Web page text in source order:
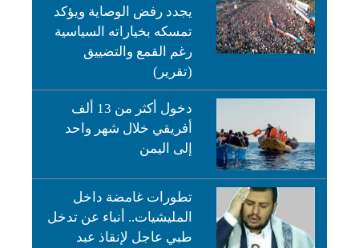
يجدد رفض الوصاية ويؤكد
تمسكه بخياراته السياسية
رغم القمع والتضييق
(تقرير)
دخول أكثر من 13 ألف
أفريقي خلال شهر واحد
إلى اليمن
تطورات غامضة داخل
المليشيات.. أنباء عن تدخل
طبي عاجل لإنقاذ عبد